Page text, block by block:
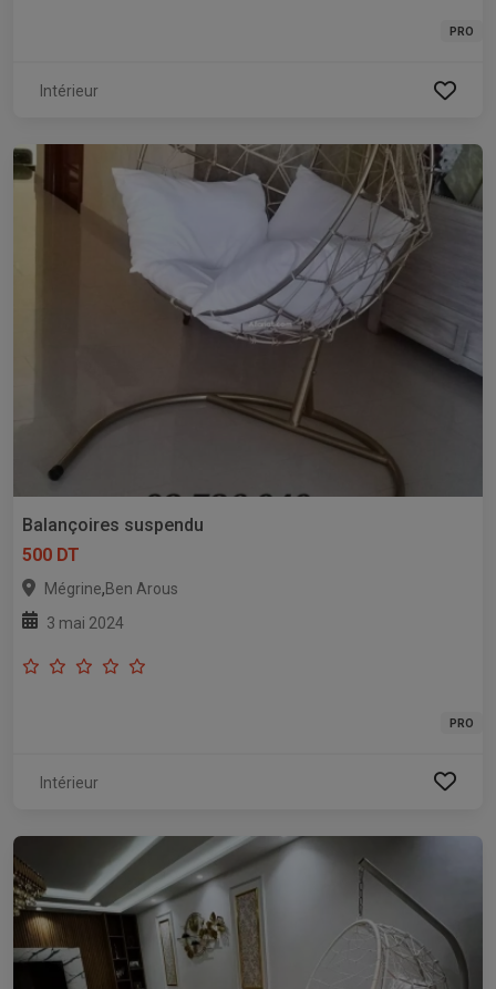
PRO
Intérieur
Balançoires suspendu
500 DT
Mégrine,Ben Arous
3 mai 2024
PRO
Intérieur